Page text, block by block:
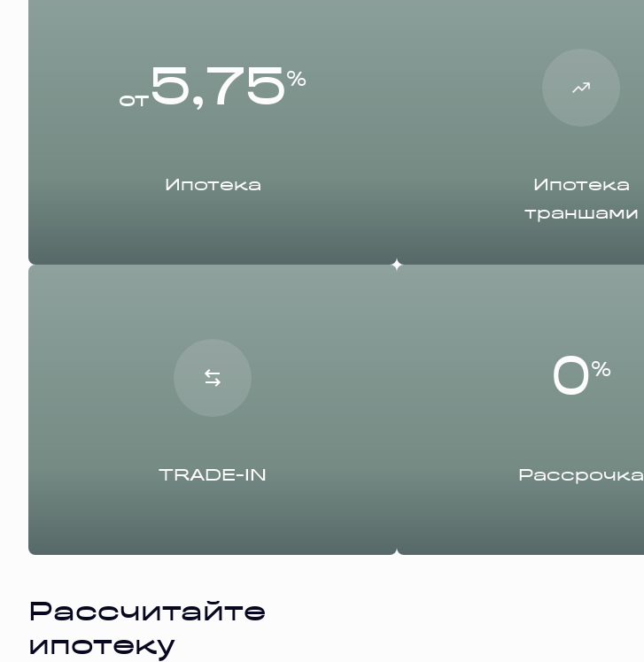
от5,75%
Ипотека
Ипотека
траншами
TRADE-IN
0%
Рассрочка
Рассчитайте
ипотеку